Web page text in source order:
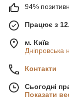
94%
Працює з
м. Київ
Контакти
Сьогодні
Показати